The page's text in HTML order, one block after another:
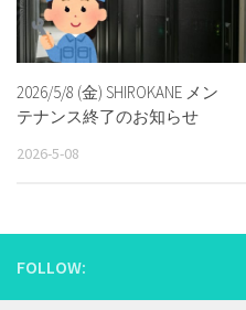
2026/5/8 (金) SHIROKANE メン
テナンス終了のお知らせ
2026-5-08
FOLLOW: